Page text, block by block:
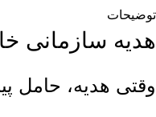
توضیحات
هدیه سازمانی
وقتی هدیه، حامل